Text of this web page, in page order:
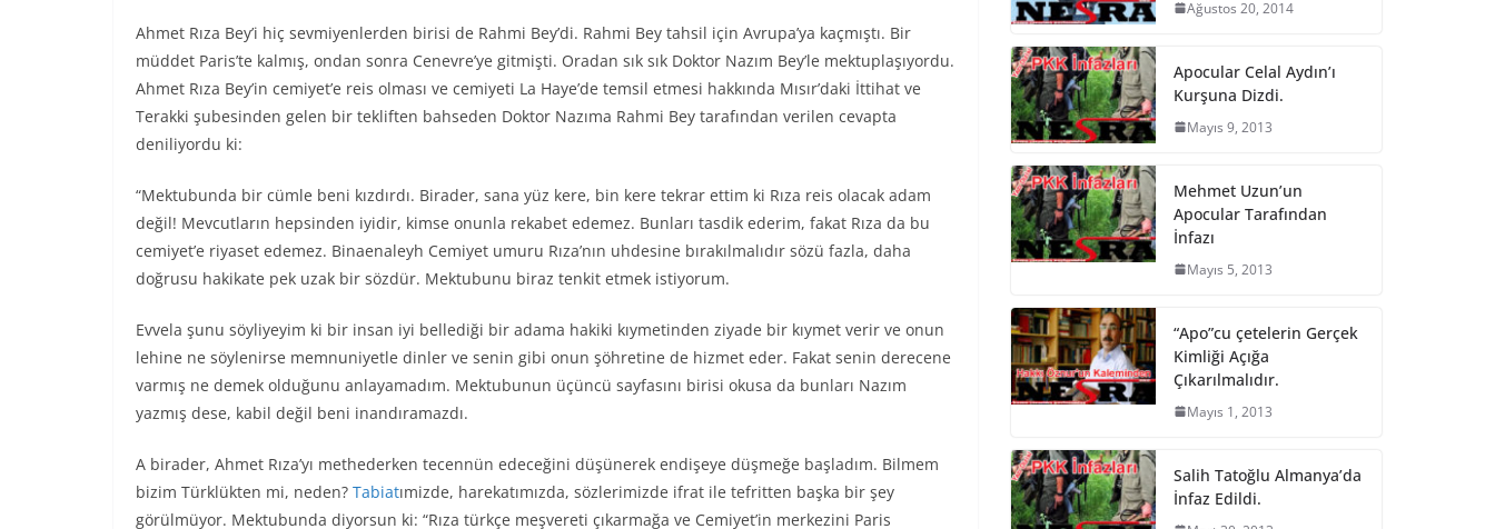
Ahmet Rıza Bey’i hiç sevmiyenlerden birisi de Rahmi Bey’di. Rahmi Bey tahsil için Avrupa’ya kaçmıştı. Bir
müddet Paris’te kalmış, ondan sonra Cenevre’ye gitmişti. Oradan sık sık Doktor Nazım Bey’le mektuplaşıyordu.
Ahmet Rıza Bey’in cemiyet’e reis olması ve cemiyeti La Haye’de temsil etmesi hakkında Mısır’daki İttihat ve
Terakki şubesinden gelen bir tekliften bahseden Doktor Nazıma Rahmi Bey tarafından verilen cevapta
deniliyordu ki:
“Mektubunda bir cümle beni kızdırdı. Birader, sana yüz kere, bin kere tekrar ettim ki Rıza reis olacak adam
değil! Mevcutların hepsinden iyidir, kimse onunla rekabet edemez. Bunları tasdik ederim, fakat Rıza da bu
cemiyet’e riyaset edemez. Binaenaleyh Cemiyet umuru Rıza’nın uhdesine bırakılmalıdır sözü fazla, daha
doğrusu hakikate pek uzak bir sözdür. Mektubunu biraz tenkit etmek istiyorum.
Evvela şunu söyliyeyim ki bir insan iyi bellediği bir adama hakiki kıymetinden ziyade bir kıymet verir ve onun
lehine ne söylenirse memnuniyetle dinler ve senin gibi onun şöhretine de hizmet eder. Fakat senin derecene
varmış ne demek olduğunu anlayamadım. Mektubunun üçüncü sayfasını birisi okusa da bunları Nazım
yazmış dese, kabil değil beni inandıramazdı.
A birader, Ahmet Rıza’yı methederken tecennün edeceğini düşünerek endişeye düşmeğe başladım. Bilmem
bizim Türklükten mi, neden? Tabiatımizde, harekatımızda, sözlerimizde ifrat ile tefritten başka bir şey
görülmüyor. Mektubunda diyorsun ki: “Rıza türkçe meşvereti çıkarmağa ve Cemiyet’in merkezini Paris
Ağustos 20, 2014
Apocular Celal Aydın’ı
Kurşuna Dizdi.
Mayıs 9, 2013
Mehmet Uzun’un
Apocular Tarafından
İnfazı
Mayıs 5, 2013
“Apo”cu çetelerin Gerçek
Kimliği Açığa
Çıkarılmalıdır.
Mayıs 1, 2013
Salih Tatoğlu Almanya’da
İnfaz Edildi.